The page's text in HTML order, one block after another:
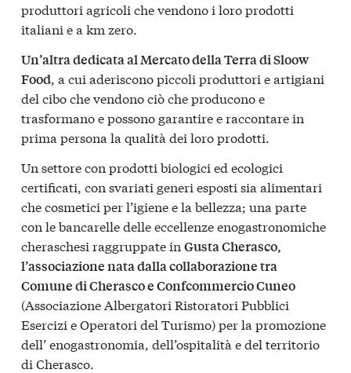
produttori agricoli che vendono i loro prodotti
italiani e a km zero.
Un’altra dedicata al Mercato della Terra di Sloow
Food, a cui aderiscono piccoli produttori e artigiani
del cibo che vendono ciò che producono e
trasformano e possono garantire e raccontare in
prima persona la qualità dei loro prodotti.
Un settore con prodotti biologici ed ecologici
certificati, con svariati generi esposti sia alimentari
che cosmetici per l’igiene e la bellezza; una parte
con le bancarelle delle eccellenze enogastronomiche
cheraschesi raggruppate in Gusta Cherasco,
l’associazione nata dalla collaborazione tra
Comune di Cherasco e Confcommercio Cuneo
(Associazione Albergatori Ristoratori Pubblici
Esercizi e Operatori del Turismo) per la promozione
dell’ enogastronomia, dell’ospitalità e del territorio
di Cherasco.